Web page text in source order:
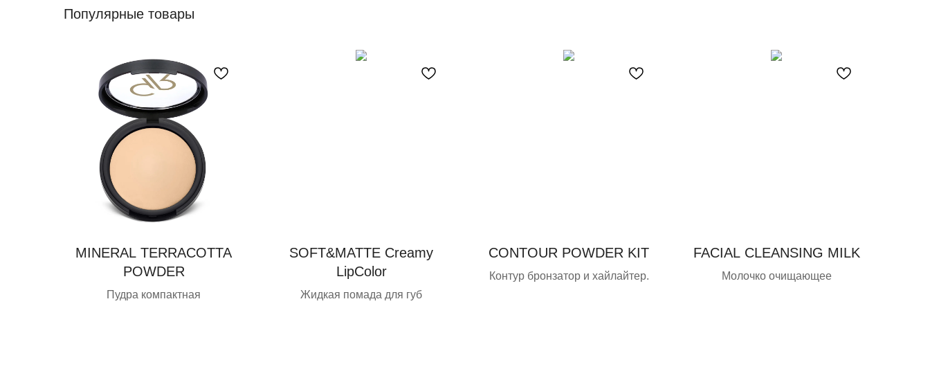
Популярные товары
MINERAL TERRACOTTA
POWDER
Пудра компактная
SOFT&MATTE Creamy
LipColor
Жидкая помада для губ
CONTOUR POWDER KIT
Контур бронзатор и хайлайтер.
FACIAL CLEANSING MILK
Молочко очищающее